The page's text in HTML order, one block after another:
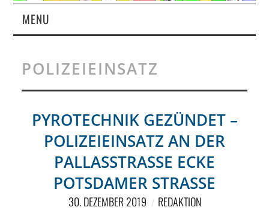
MENU
MAGAZIN
ÜBER UNS
RUBRIKEN
NETZWERK
SPONSORING
POLIZEIEINSATZ
PYROTECHNIK GEZÜNDET –
POLIZEIEINSATZ AN DER
PALLASSTRASSE ECKE P
OTSDAMER STRASSE
30. DEZEMBER 2019 REDAKTION